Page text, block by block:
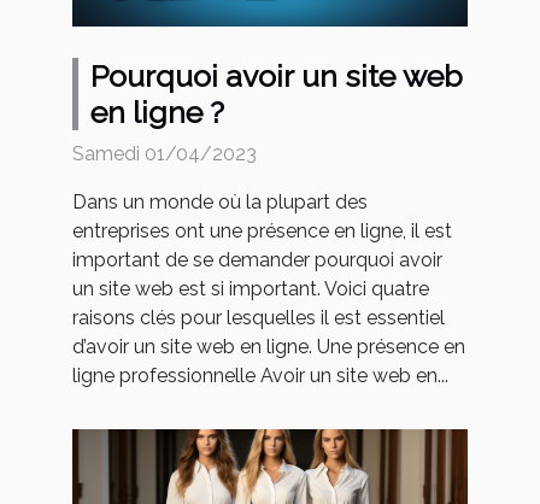
Pourquoi avoir un site web
en ligne ?
Samedi 01/04/2023
Dans un monde où la plupart des
entreprises ont une présence en ligne, il est
important de se demander pourquoi avoir
un site web est si important. Voici quatre
raisons clés pour lesquelles il est essentiel
d’avoir un site web en ligne. Une présence en
ligne professionnelle Avoir un site web en...